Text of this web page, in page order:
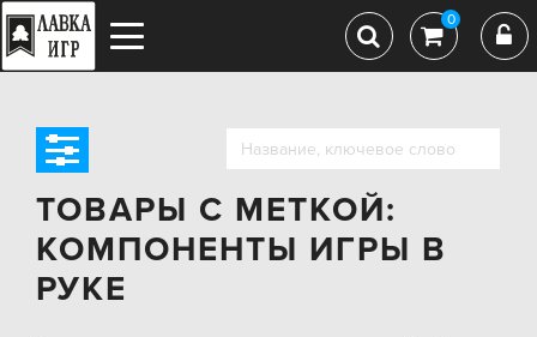
0
ТОВАРЫ С МЕТКОЙ:
КОМПОНЕНТЫ ИГРЫ В
РУКЕ